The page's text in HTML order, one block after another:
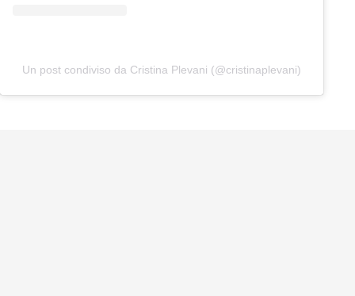
Un post condiviso da Cristina Plevani (@cristinaplevani)